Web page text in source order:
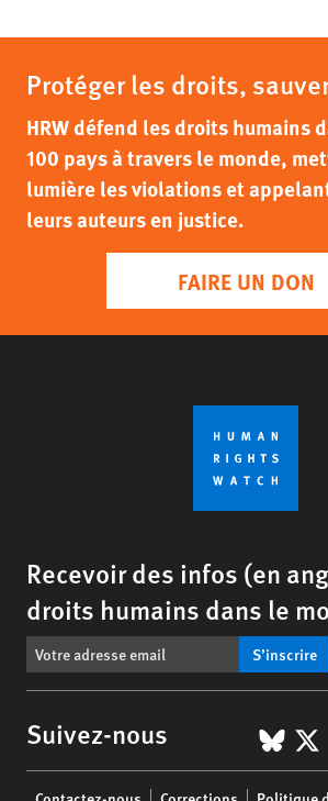
Protéger les droits,
HRW défend les droits humains
100 pays à travers le monde,
lumière les violations et
leurs auteurs en justice.
FAIRE UN DON
Recevoir des infos (en
droits humains dans le
S’inscrire
Suivez-nous X